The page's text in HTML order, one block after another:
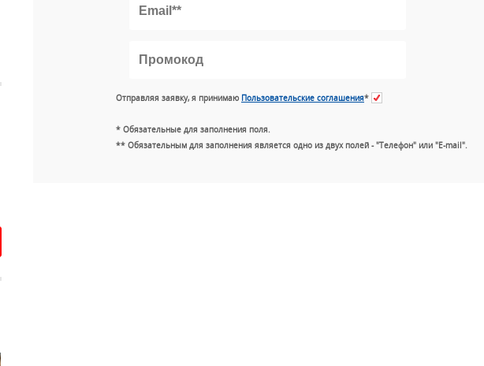
Отправляя заявку, я принимаю Пользовательские соглашения*
* Обязательные для заполнения поля.
** Обязательным для заполнения является одно из двух полей - "Телефон" или "E-mail".